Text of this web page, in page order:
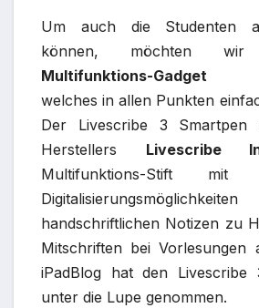
Um auch die Studenten
können, möchten
Multifunktions-Gadget
welches in allen Punkten
Der Livescribe 3 Smartpen
Herstellers Livescribe
Multifunktions-Stift mit
handschriftlichen Notizen zu
Mitschriften bei
iPadBlog hat den Livescribe
unter die Lupe genommen.